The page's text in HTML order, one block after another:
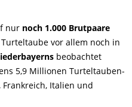
nur noch 1.000 Brutpaare
vor allem noch in
beobachtet
5,9 Millionen Turteltauben-
Frankreich, Italien und